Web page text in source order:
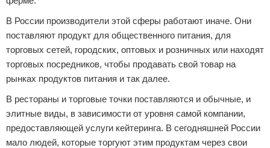
В России производители этой сферы работают иначе. Они
поставляют продукт для общественного питания, для
торговых сетей, городских, оптовых и розничных или находят
торговых посредников, чтобы продавать свой товар на
рынках продуктов питания и так далее.
В рестораны и торговые точки поставляются и обычные, и
элитные виды, в зависимости от уровня самой компании,
предоставляющей услуги кейтеринга. В сегодняшней России
мало людей, которые торгуют этим продуктам через свои